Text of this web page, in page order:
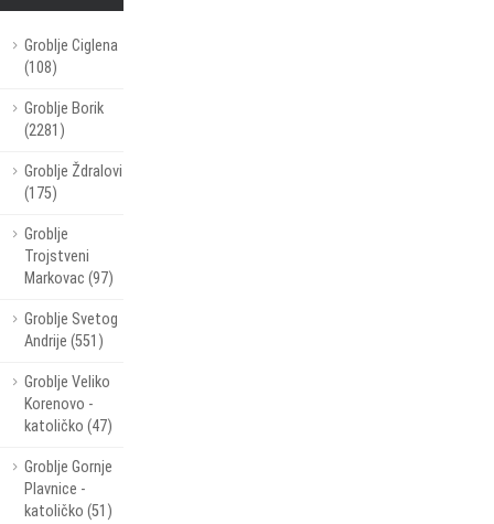
Groblje Ciglena
(108)
Groblje Borik
(2281)
Groblje Ždralovi
(175)
Groblje
Trojstveni
Markovac (97)
Groblje Svetog
Andrije (551)
Groblje Veliko
Korenovo -
katoličko (47)
Groblje Gornje
Plavnice -
katoličko (51)